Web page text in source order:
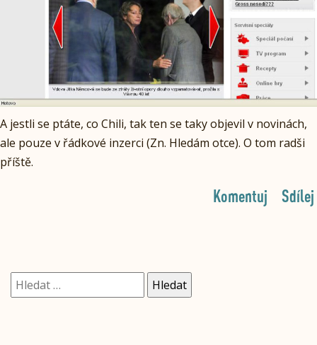
A jestli se ptáte, co Chili, tak ten se taky objevil v novinách,
ale pouze v řádkové inzerci (Zn. Hledám otce). O tom radši
příště.
Sdílej
Komentuj
Vyhledávání